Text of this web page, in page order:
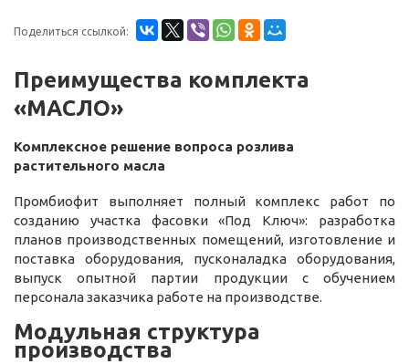
Поделиться ссылкой:
Преимущества комплекта
«МАСЛО»
Комплексное решение вопроса розлива
растительного масла
Промбиофит выполняет полный комплекс работ по
созданию участка фасовки «Под Ключ»: разработка
планов производственных помещений, изготовление и
поставка оборудования, пусконаладка оборудования,
выпуск опытной партии продукции с обучением
персонала заказчика работе на производстве.
Модульная структура
производства